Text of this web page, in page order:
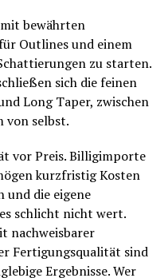
bewährten
Outlines und einem
zu starten.
sich die feinen
Long Taper, zwischen
von selbst.
vor Preis. Billigimporte
kurzfristig Kosten
und die eigene
schlicht nicht wert.
nachweisbarer
Fertigungsqualität sind
Ergebnisse. Wer